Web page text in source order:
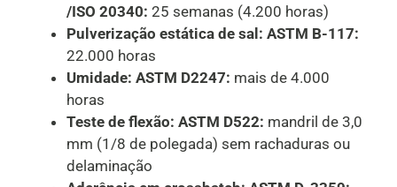
/ISO 20340: 25 semanas (4.200 horas)
Pulverização estática de sal: ASTM B-117:
22.000 horas
Umidade: ASTM D2247: mais de 4.000
horas
Teste de flexão: ASTM D522: mandril de 3,0
mm (1/8 de polegada) sem rachaduras ou
delaminação